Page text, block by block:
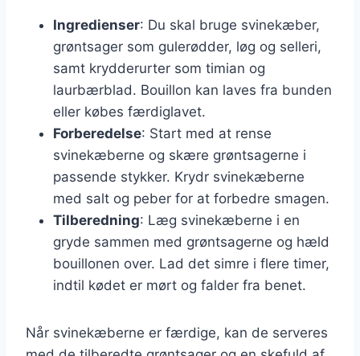
Ingredienser: Du skal bruge svinekæber,
grøntsager som gulerødder, løg og selleri,
samt krydderurter som timian og
laurbærblad. Bouillon kan laves fra bunden
eller købes færdiglavet.
Forberedelse: Start med at rense
svinekæberne og skære grøntsagerne i
passende stykker. Krydr svinekæberne
med salt og peber for at forbedre smagen.
Tilberedning: Læg svinekæberne i en
gryde sammen med grøntsagerne og hæld
bouillonen over. Lad det simre i flere timer,
indtil kødet er mørt og falder fra benet.
Når svinekæberne er færdige, kan de serveres